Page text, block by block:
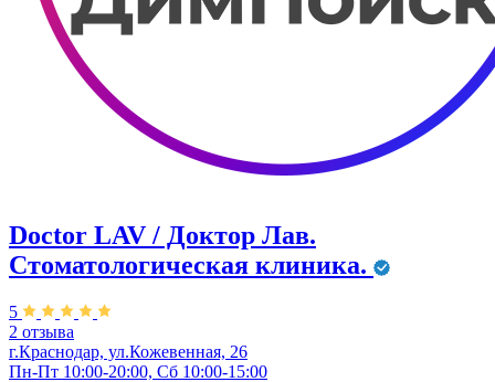
Doctor LAV / Доктор Лав.
Стоматологическая клиника.
5
2 отзыва
г.Краснодар, ул.Кожевенная, 26
Пн-Пт 10:00-20:00, Сб 10:00-15:00